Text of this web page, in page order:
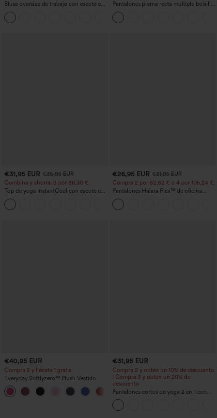
Blusa oversize de trabajo con escote en
V y manga corta, resistente a las arrugas
Pantalones pierna recta múltiple bolsillo
botón tiro alto
€31,95 EUR €35,95 EUR
Combina y ahorra: 3 por 88,30 €
Top de yoga InstantCool con escote en
U y bajo curvado - UPF50+
€26,95 EUR €31,95 EUR
Compra 2 por 52,62 € o 4 por 105,24 €.
Pantalones Halara Flex™ de oficina
anchos plisados de tiro alto con bolsillos
en tela tipo gofre
€40,95 EUR
Compra 2 y llévate 1 gratis
Everyday Softlyzero™ Plush Vestido
deportivo sin espalda 2 en 1
acampanado -Wannabe -Easy Peezy
+29
€31,95 EUR
Compra 2 y obtén un 10% de descuento
| Compra 3 y obtén un 20% de
descuento
Pantalones cortos de yoga 2 en 1 con
bolsillo trasero de talle muy alto y
bolsillo lateral oculto de 5&#39;&#39;
de longitud más larga